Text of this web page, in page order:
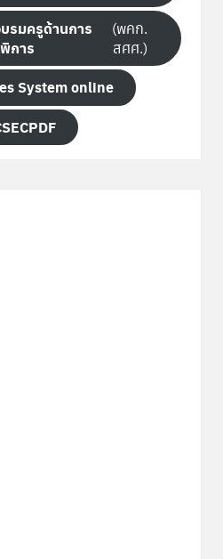
รมครูด้านการ
การ
(พคก.
สศศ.)
System online